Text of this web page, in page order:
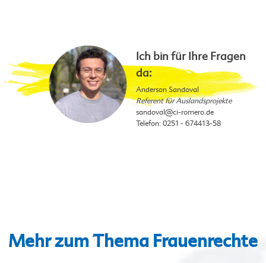
Ich bin für Ihre Fragen
da:
Anderson Sandoval
Referent für Auslandsprojekte
sandoval @ci-romero.de
Telefon: 0251 - 674413-58
Mehr zum Thema Frauenrechte